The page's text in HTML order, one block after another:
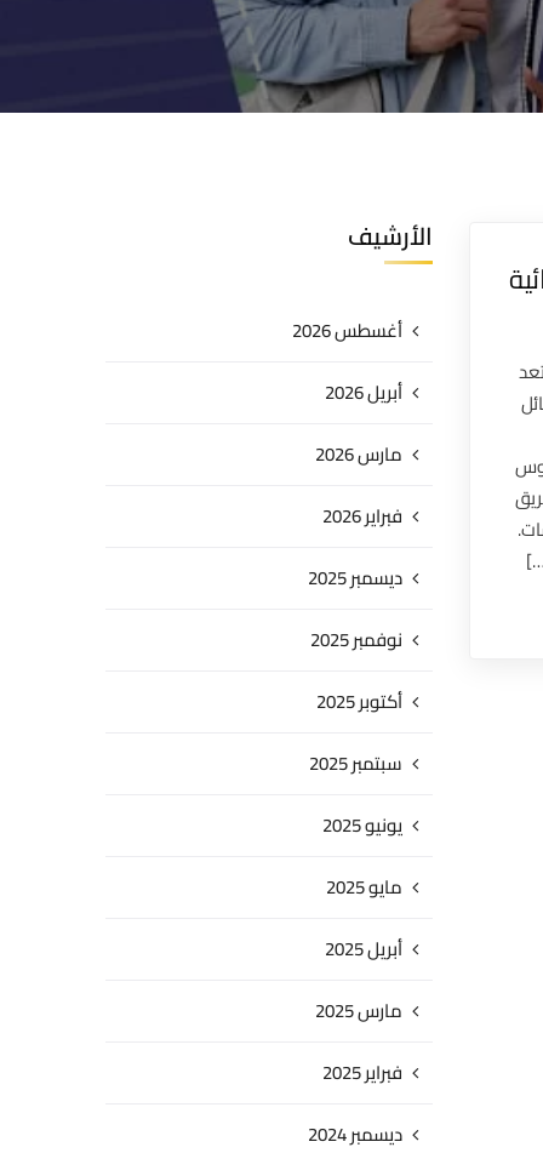
الأرشيف
أغسطس 2026
أبريل 2026
مارس 2026
فبراير 2026
ديسمبر 2025
نوفمبر 2025
أكتوبر 2025
سبتمبر 2025
يونيو 2025
مايو 2025
أبريل 2025
مارس 2025
فبراير 2025
ديسمبر 2024